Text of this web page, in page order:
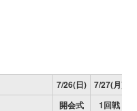
7/26(日) 7/27(月)
開会式 1回戦